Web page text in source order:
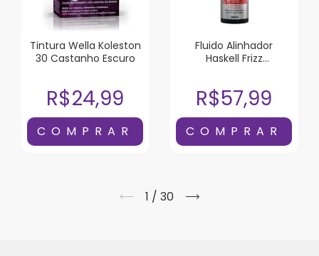
Tintura Wella Koleston
30 Castanho Escuro
R$24,99
Fluido Alinhador
Haskell Frizz
R$57,99
1 / 30